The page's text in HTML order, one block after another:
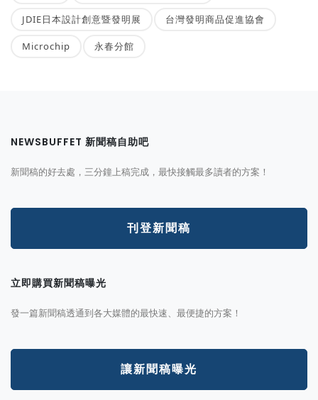
JDIE日本設計創意暨發明展 台灣發明商品促進協會
Microchip 永春分館
NEWSBUFFET 新聞稿自助吧
新聞稿的好去處，三分鐘上稿完成，最快接觸最多讀者的方案！
刊登新聞稿
立即購買新聞稿曝光
發一篇新聞稿透通到各大媒體的最快速、最便捷的方案！
讓新聞稿曝光